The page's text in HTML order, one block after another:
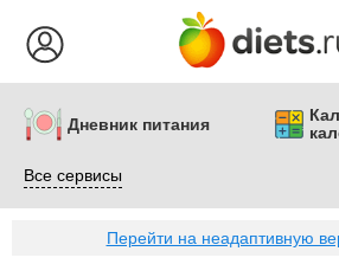
Дневник питания
Все сервисы
Перейти на неадаптивную